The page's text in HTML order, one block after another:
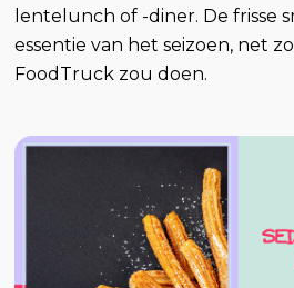
lentelunch of -diner. De frisse
essentie van het seizoen, net
FoodTruck zou doen.